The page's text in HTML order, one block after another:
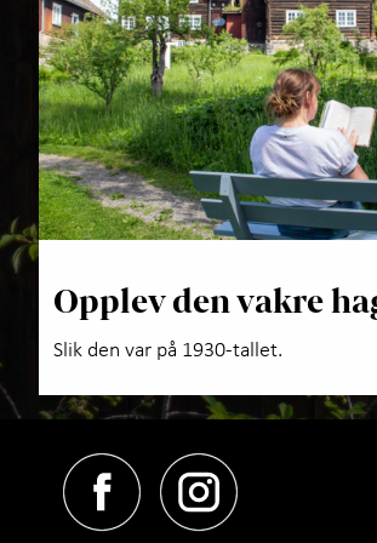
Opplev den vakre
Slik den var på 1930-tallet.